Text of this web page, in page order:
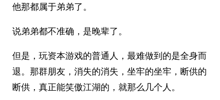
他那都属于弟弟了。
说弟弟都不准确，是晚辈了。
但是，玩资本游戏的普通人，最难做到的是全身而
退。那群朋友，消失的消失，坐牢的坐牢，断供的
断供，真正能笑傲江湖的，就那么几个人。